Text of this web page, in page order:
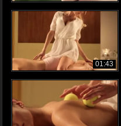
01:43